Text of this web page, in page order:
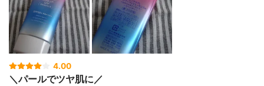
4.00
＼パールでツヤ肌に／